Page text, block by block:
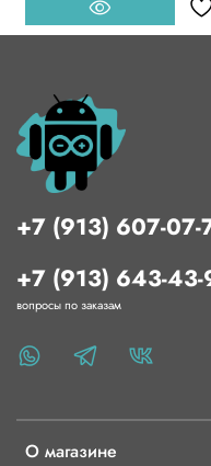
О магазине
+7 (913) 607-07-
+7 (913) 643-
вопросы по заказам